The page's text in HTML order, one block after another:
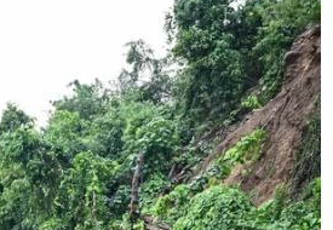
El Nino có thể
20 tỷ USD